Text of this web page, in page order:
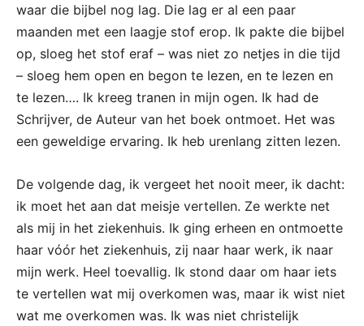
waar die bijbel nog lag. Die lag er al een paar
maanden met een laagje stof erop. Ik pakte die bijbel
op, sloeg het stof eraf – was niet zo netjes in die tijd
– sloeg hem open en begon te lezen, en te lezen en
te lezen…. Ik kreeg tranen in mijn ogen. Ik had de
Schrijver, de Auteur van het boek ontmoet. Het was
een geweldige ervaring. Ik heb urenlang zitten lezen.
De volgende dag, ik vergeet het nooit meer, ik dacht:
ik moet het aan dat meisje vertellen. Ze werkte net
als mij in het ziekenhuis. Ik ging erheen en ontmoette
haar vóór het ziekenhuis, zij naar haar werk, ik naar
mijn werk. Heel toevallig. Ik stond daar om haar iets
te vertellen wat mij overkomen was, maar ik wist niet
wat me overkomen was. Ik was niet christelijk